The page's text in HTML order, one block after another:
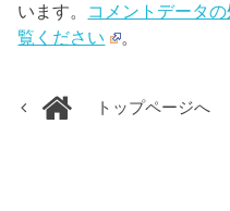
います。 コメントデータ
覧ください
。
トップページへ